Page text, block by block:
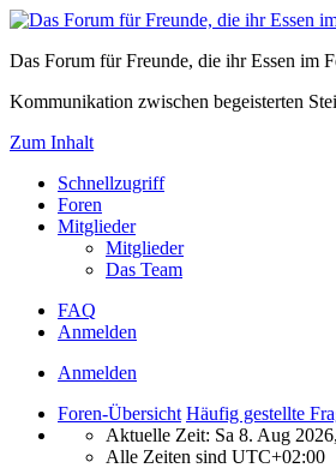
Das Forum für Freunde, die ihr Essen im
Kommunikation zwischen begeisterten
Zum Inhalt
Schnellzugriff
Foren
Mitglieder
Mitglieder
Das Team
FAQ
Anmelden
Anmelden
Foren-Übersicht Häufig gestellte
Aktuelle Zeit: Sa 8. Aug
Alle Zeiten sind UTC+02:00